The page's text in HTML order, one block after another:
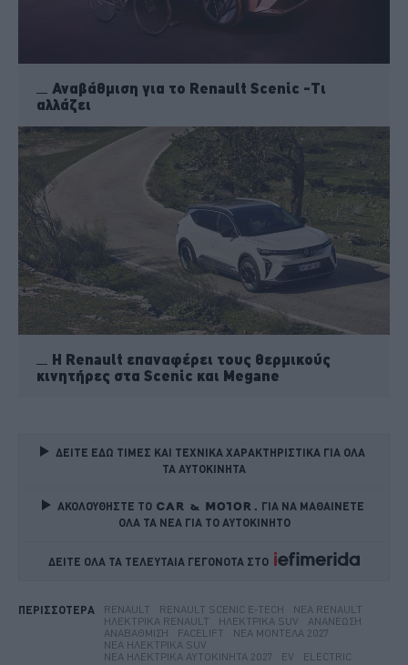
Αναβάθμιση για το Renault Scenic -Τι
αλλάζει
Η Renault επαναφέρει τους θερμικούς
κινητήρες στα Scenic και Megane
ΔΕΙΤΕ ΕΔΩ ΤΙΜΕΣ ΚΑΙ ΤΕΧΝΙΚΑ ΧΑΡΑΚΤΗΡΙΣΤΙΚΑ ΓΙΑ ΟΛΑ
ΤΑ ΑΥΤΟΚΙΝΗΤΑ
ΑΚΟΛΟΥΘΗΣΤΕ ΤΟ
ΓΙΑ ΝΑ ΜΑΘΑΙΝΕΤΕ
ΟΛΑ ΤΑ ΝΕΑ ΓΙΑ ΤΟ ΑΥΤΟΚΙΝΗΤΟ
ΔΕΙΤΕ ΟΛΑ ΤΑ ΤΕΛΕΥΤΑΙΑ ΓΕΓΟΝΟΤΑ ΣΤΟ
ΠΕΡΙΣΣΟΤΕΡΑ RENAULT RENAULT SCENIC E-TECH
ΝΈΑ RENAULT
ΗΛΕΚΤΡΙΚΆ RENAULT
ΗΛΕΚΤΡΙΚΆ SUV
ΑΝΑΝΈΩΣΗ
ΑΝΑΒΆΘΜΙΣΗ
FACELIFT
ΝΈΑ ΜΟΝΤΈΛΑ 2027
ΝΈΑ ΗΛΕΚΤΡΙΚΆ SUV
ΝΈΑ ΗΛΕΚΤΡΙΚΆ ΑΥΤΟΚΊΝΗΤΑ 2027
EV ELECTRIC